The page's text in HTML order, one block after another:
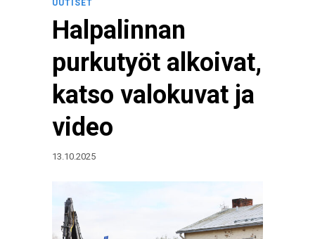
UUTISET
Halpalinnan
purkutyöt alkoivat,
katso valokuvat ja
video
13.10.2025